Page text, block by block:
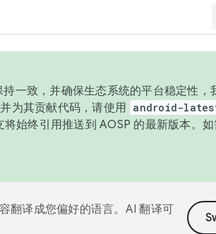
一致，并确保生态系统的平台稳定性，
为其贡献代码，请使用 android-
将始终引用推送到 AOSP 的最新版本。
翻译成您偏好的语言。AI 翻译可